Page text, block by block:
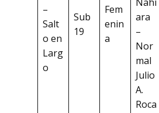
–
Salt
o en
Larg
o
Sub
19
Fem
enin
a
ara
–
Nor
mal
Julio
A.
Roca